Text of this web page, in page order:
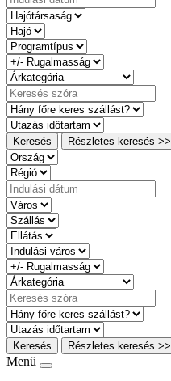
Keresés Részletes keresés >>
Keresés Részletes keresés >>
Menü